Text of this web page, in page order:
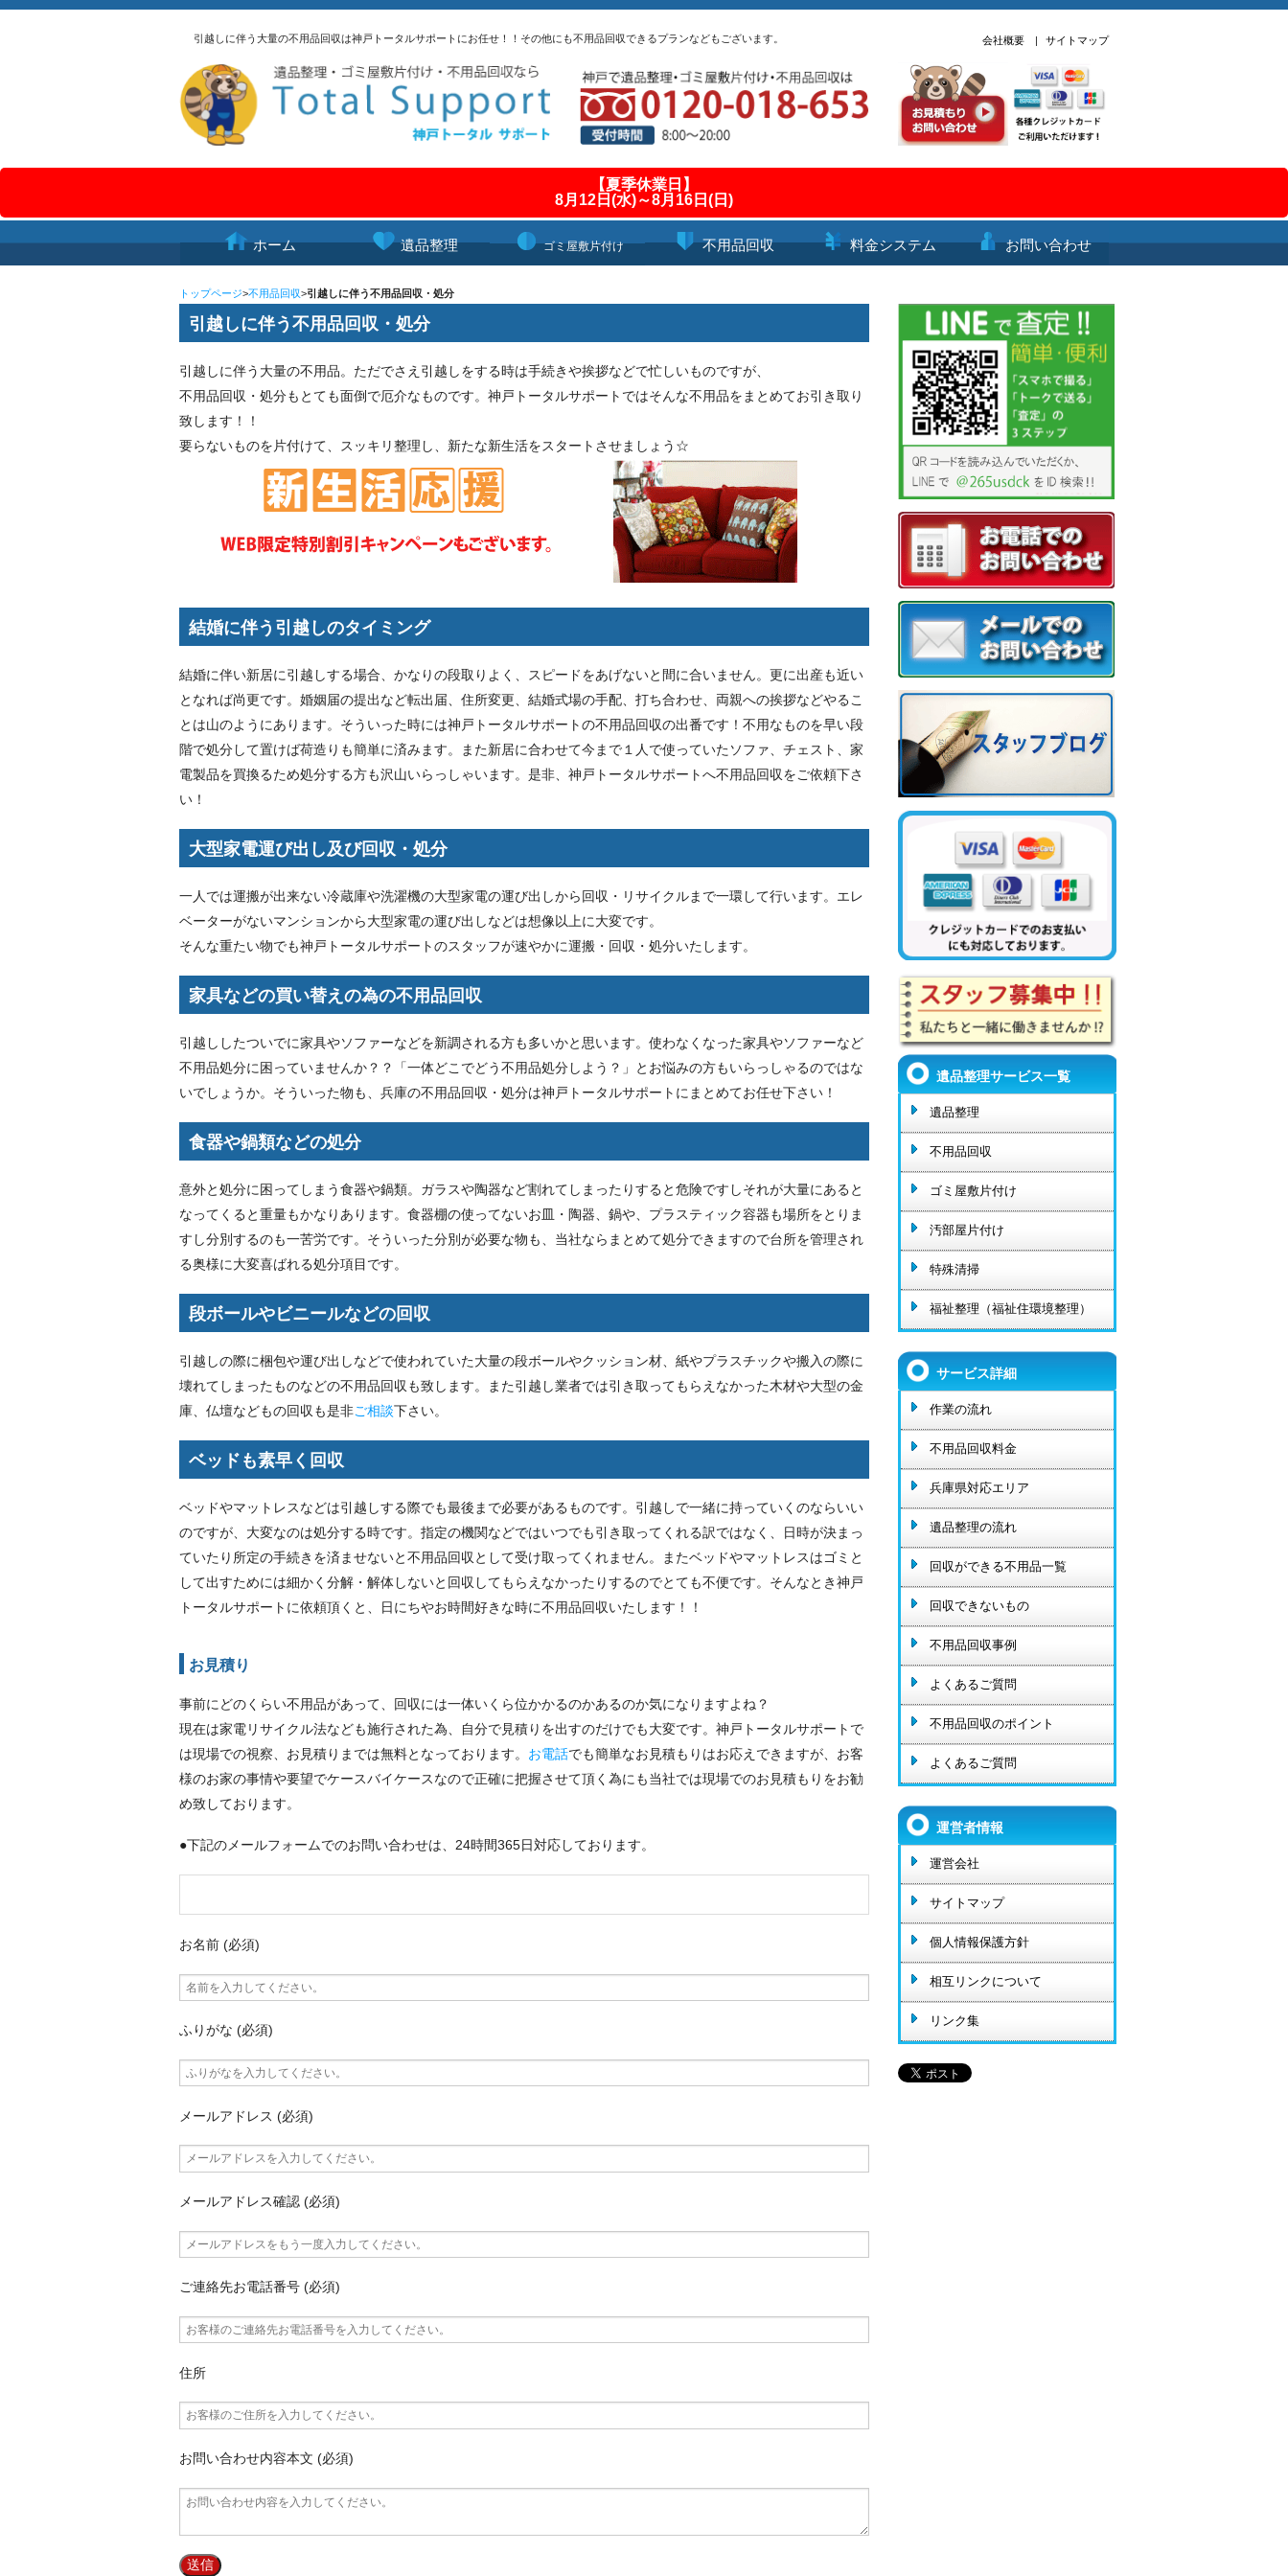
引越しに伴う大量の不用品回収は神戸トータルサポートにお任せ！！その他にも不用品回収できるプランなどもございます。 会社概要 | サイトマップ
【夏季休業日】
8月12日(水)～8月16日(日)
ホーム 遺品整理 ゴミ屋敷片付け 不用品回収 料金システム お問い合わせ
トップページ>不用品回収>引越しに伴う不用品回収・処分
引越しに伴う不用品回収・処分
引越しに伴う大量の不用品。ただでさえ引越しをする時は手続きや挨拶などで忙しいものですが、
不用品回収・処分もとても面倒で厄介なものです。神戸トータルサポートではそんな不用品をまとめてお引き取り
致します！！
要らないものを片付けて、スッキリ整理し、新たな新生活をスタートさせましょう☆
結婚に伴う引越しのタイミング
結婚に伴い新居に引越しする場合、かなりの段取りよく、スピードをあげないと間に合いません。更に出産も近い
となれば尚更です。婚姻届の提出など転出届、住所変更、結婚式場の手配、打ち合わせ、両親への挨拶などやるこ
とは山のようにあります。そういった時には神戸トータルサポートの不用品回収の出番です！不用なものを早い段
階で処分して置けば荷造りも簡単に済みます。また新居に合わせて今まで１人で使っていたソファ、チェスト、家
電製品を買換るため処分する方も沢山いらっしゃいます。是非、神戸トータルサポートへ不用品回収をご依頼下さ
い！
大型家電運び出し及び回収・処分
一人では運搬が出来ない冷蔵庫や洗濯機の大型家電の運び出しから回収・リサイクルまで一環して行います。エレ
ベーターがないマンションから大型家電の運び出しなどは想像以上に大変です。
そんな重たい物でも神戸トータルサポートのスタッフが速やかに運搬・回収・処分いたします。
家具などの買い替えの為の不用品回収
引越ししたついでに家具やソファーなどを新調される方も多いかと思います。使わなくなった家具やソファーなど
不用品処分に困っていませんか？？「一体どこでどう不用品処分しよう？」とお悩みの方もいらっしゃるのではな
いでしょうか。そういった物も、兵庫の不用品回収・処分は神戸トータルサポートにまとめてお任せ下さい！
食器や鍋類などの処分
意外と処分に困ってしまう食器や鍋類。ガラスや陶器など割れてしまったりすると危険ですしそれが大量にあると
なってくると重量もかなりあります。食器棚の使ってないお皿・陶器、鍋や、プラスティック容器も場所をとりま
すし分別するのも一苦労です。そういった分別が必要な物も、当社ならまとめて処分できますので台所を管理され
る奥様に大変喜ばれる処分項目です。
段ボールやビニールなどの回収
引越しの際に梱包や運び出しなどで使われていた大量の段ボールやクッション材、紙やプラスチックや搬入の際に
壊れてしまったものなどの不用品回収も致します。また引越し業者では引き取ってもらえなかった木材や大型の金
庫、仏壇などもの回収も是非ご相談下さい。
ベッドも素早く回収
ベッドやマットレスなどは引越しする際でも最後まで必要があるものです。引越しで一緒に持っていくのならいい
のですが、大変なのは処分する時です。指定の機関などではいつでも引き取ってくれる訳ではなく、日時が決まっ
ていたり所定の手続きを済ませないと不用品回収として受け取ってくれません。またベッドやマットレスはゴミと
して出すためには細かく分解・解体しないと回収してもらえなかったりするのでとても不便です。そんなとき神戸
トータルサポートに依頼頂くと、日にちやお時間好きな時に不用品回収いたします！！
お見積り
事前にどのくらい不用品があって、回収には一体いくら位かかるのかあるのか気になりますよね？
現在は家電リサイクル法なども施行された為、自分で見積りを出すのだけでも大変です。神戸トータルサポートで
は現場での視察、お見積りまでは無料となっております。 お電話でも簡単なお見積もりはお応えできますが、お客
様のお家の事情や要望でケースバイケースなので正確に把握させて頂く為にも当社では現場でのお見積もりをお勧
め致しております。
●下記のメールフォームでのお問い合わせは、24時間365日対応しております。
お名前 (必須)
ふりがな (必須)
メールアドレス (必須)
メールアドレス確認 (必須)
ご連絡先お電話番号 (必須)
住所
お問い合わせ内容本文 (必須)
遺品整理サービス一覧
遺品整理
不用品回収
ゴミ屋敷片付け
汚部屋片付け
特殊清掃
福祉整理（福祉住環境整理）
サービス詳細
作業の流れ
不用品回収料金
兵庫県対応エリア
遺品整理の流れ
回収ができる不用品一覧
回収できないもの
不用品回収事例
よくあるご質問
不用品回収のポイント
よくあるご質問
運営者情報
運営会社
サイトマップ
個人情報保護方針
相互リンクについて
リンク集